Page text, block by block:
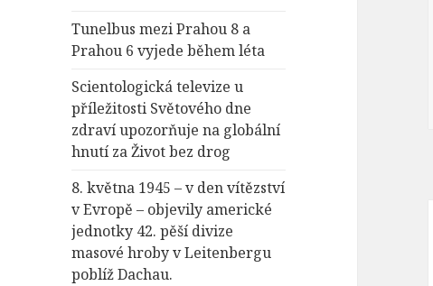
Tunelbus mezi Prahou 8 a
Prahou 6 vyjede během léta
Scientologická televize u
příležitosti Světového dne
zdraví upozorňuje na globální
hnutí za Život bez drog
8. května 1945 – v den vítězství
v Evropě – objevily americké
jednotky 42. pěší divize
masové hroby v Leitenbergu
poblíž Dachau.